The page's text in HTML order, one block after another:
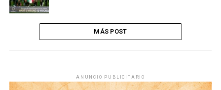
MÁS POST
ANUNCIO PUBLICITARIO